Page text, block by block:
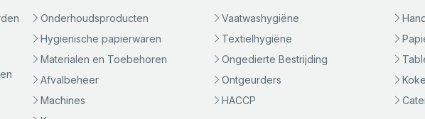
Onderhoudsproducten
Hygienische papierwaren
Materialen en Toebehoren
Afvalbeheer
Machines
Vaatwashygiëne
Textielhygiëne
Ongedierte Bestrijding
Ontgeurders
HACCP